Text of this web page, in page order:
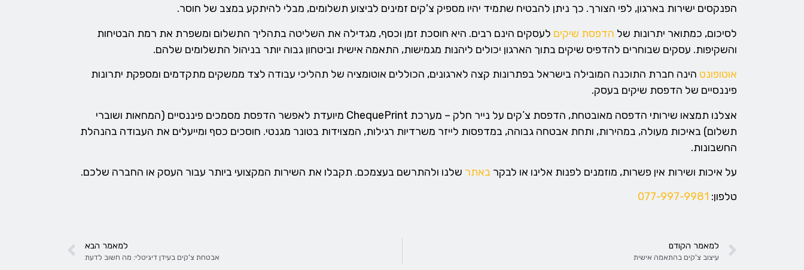
הפנקסים ישירות בארגון, לפי הצורך. כך ניתן להבטיח שתמיד יהיו מספיק צ'קים זמינים לביצוע תשלומים, מבלי להיתקע במצב של חוסר.
לסיכום, כמתואר יתרונות של הדפסת שיקים לעסקים הינם רבים. היא חוסכת זמן וכסף, מגדילה את השליטה בתהליך התשלום ומשפרת את רמת הבטיחות
והשקיפות. עסקים שבוחרים להדפיס שיקים בתוך הארגון יכולים ליהנות מגמישות, התאמה אישית וביטחון גבוה יותר בניהול התשלומים שלהם.
אוטופונט הינה חברת התוכנה המובילה בישראל בפתרונות קצה לארגונים, הכוללים אוטומציה של תהליכי עבודה לצד ממשקים מתקדמים ומספקת יתרונות
פיננסיים של הדפסת שיקים בעסק.
אצלנו תמצאו שירותי הדפסה מאובטחת, הדפסת צ’קים על נייר חלק – מערכת ChequePrint מיועדת לאפשר הדפסת מסמכים פיננסיים (המחאות ושוברי
תשלום) באיכות מעולה, במהירות, ותחת אבטחה גבוהה, במדפסות לייזר משרדיות רגילות, המצוידות בטונר מגנטי. חוסכים כסף ומייעלים את העבודה בהנהלת
החשבונות.
על איכות ושירות אין פשרות, מוזמנים לפנות אלינו או לבקר באתר שלנו ולהתרשם בעצמכם. תקבלו את השירות המקצועי ביותר עבור העסק או החברה שלכם.
טלפון: 077-997-9981
למאמר הקודם
עיצוב צ'קים בהתאמה אישית
למאמר הבא
אבטחת צ'קים בעידן דיגיטלי: מה חשוב לדעת